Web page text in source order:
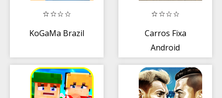
KoGaMa Brazil
Carros Fixa
Android